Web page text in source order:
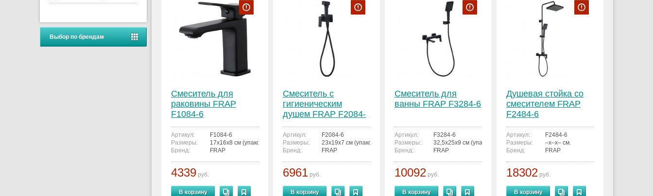
Выбор по брендам
Смеситель для
раковины FRAP
F1084-6
Артикул:
F1084-6
Размеры:
17x16x8 см (упаковка)
Бренд:
FRAP
4339 руб.
В корзину
Смеситель с
гигиеническим
душем FRAP F2084-
6
Артикул:
F2084-6
Размеры:
23x19x7 см (упаковка)
Бренд:
FRAP
6961 руб.
В корзину
Смеситель для
ванны FRAP F3284-6
Артикул:
F3284-6
Размеры:
32,5x25x9 см (упаковка)
Бренд:
FRAP
10092 руб.
В корзину
Душевая стойка со
смесителем FRAP
F2484-6
Артикул:
F2484-6
Размеры:
–x–x– см.
Бренд:
FRAP
18302 руб.
В корзину